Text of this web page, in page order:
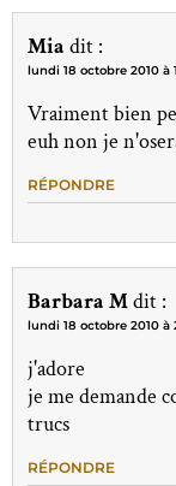
Mia dit :
lundi 18 octobre 2010 à
Vraiment bien
euh non je
RÉPONDRE
Barbara Mdit :
lundi 18 octobre 2010 à
j'adore
je me demande
trucs
RÉPONDRE